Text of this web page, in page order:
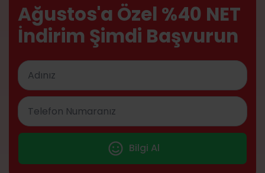
Ağustos'a Özel %40 NET
İndirim Şimdi Başvurun
Bilgi Al